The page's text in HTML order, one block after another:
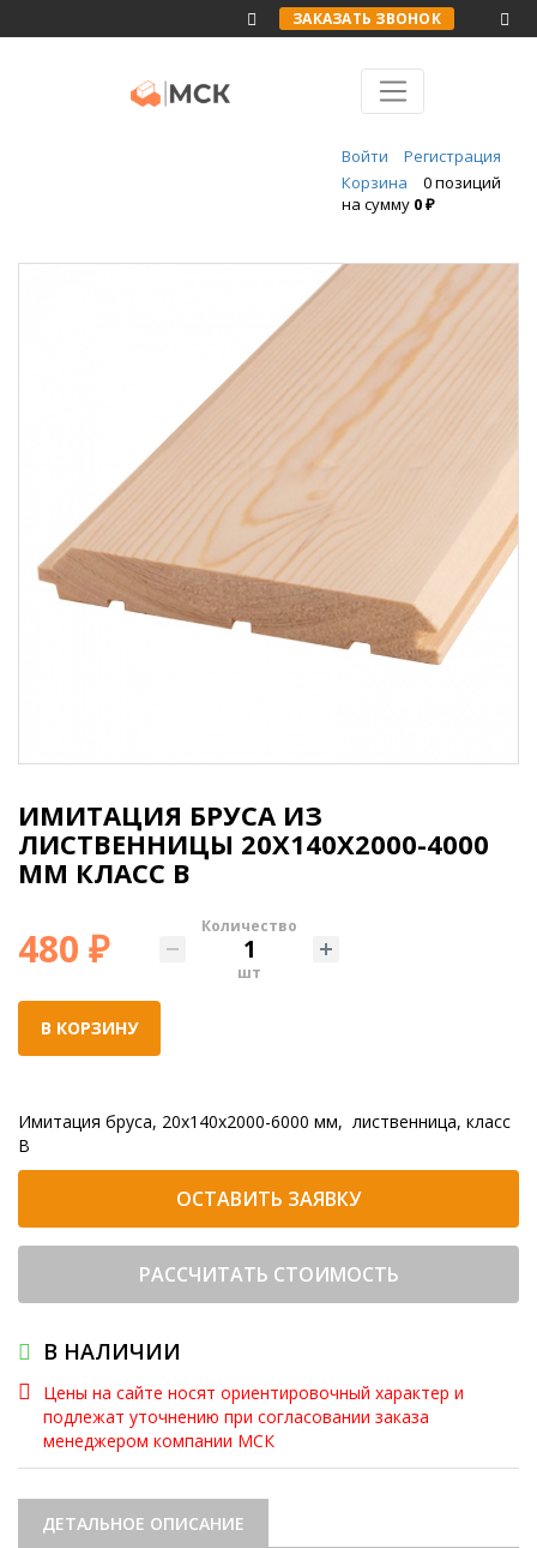
ЗАКАЗАТЬ ЗВОНОК
Войти
Регистрация
Корзина
0 позиций
на сумму 0 ₽
ИМИТАЦИЯ БРУСА ИЗ
ЛИСТВЕННИЦЫ 20X140X2000-4000
ММ КЛАСС B
480 ₽ Количество
шт
В КОРЗИНУ
Имитация бруса, 20x140x2000-6000 мм, лиственница, класс
B
ОСТАВИТЬ ЗАЯВКУ
РАССЧИТАТЬ СТОИМОСТЬ
В НАЛИЧИИ
Цены на сайте носят ориентировочный характер и
подлежат уточнению при согласовании заказа
менеджером компании МСК
ДЕТАЛЬНОЕ ОПИСАНИЕ